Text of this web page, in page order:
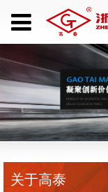
关于高泰